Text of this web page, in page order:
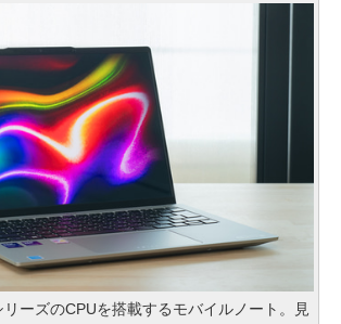
ーズのCPUを搭載するモバイルノート。見